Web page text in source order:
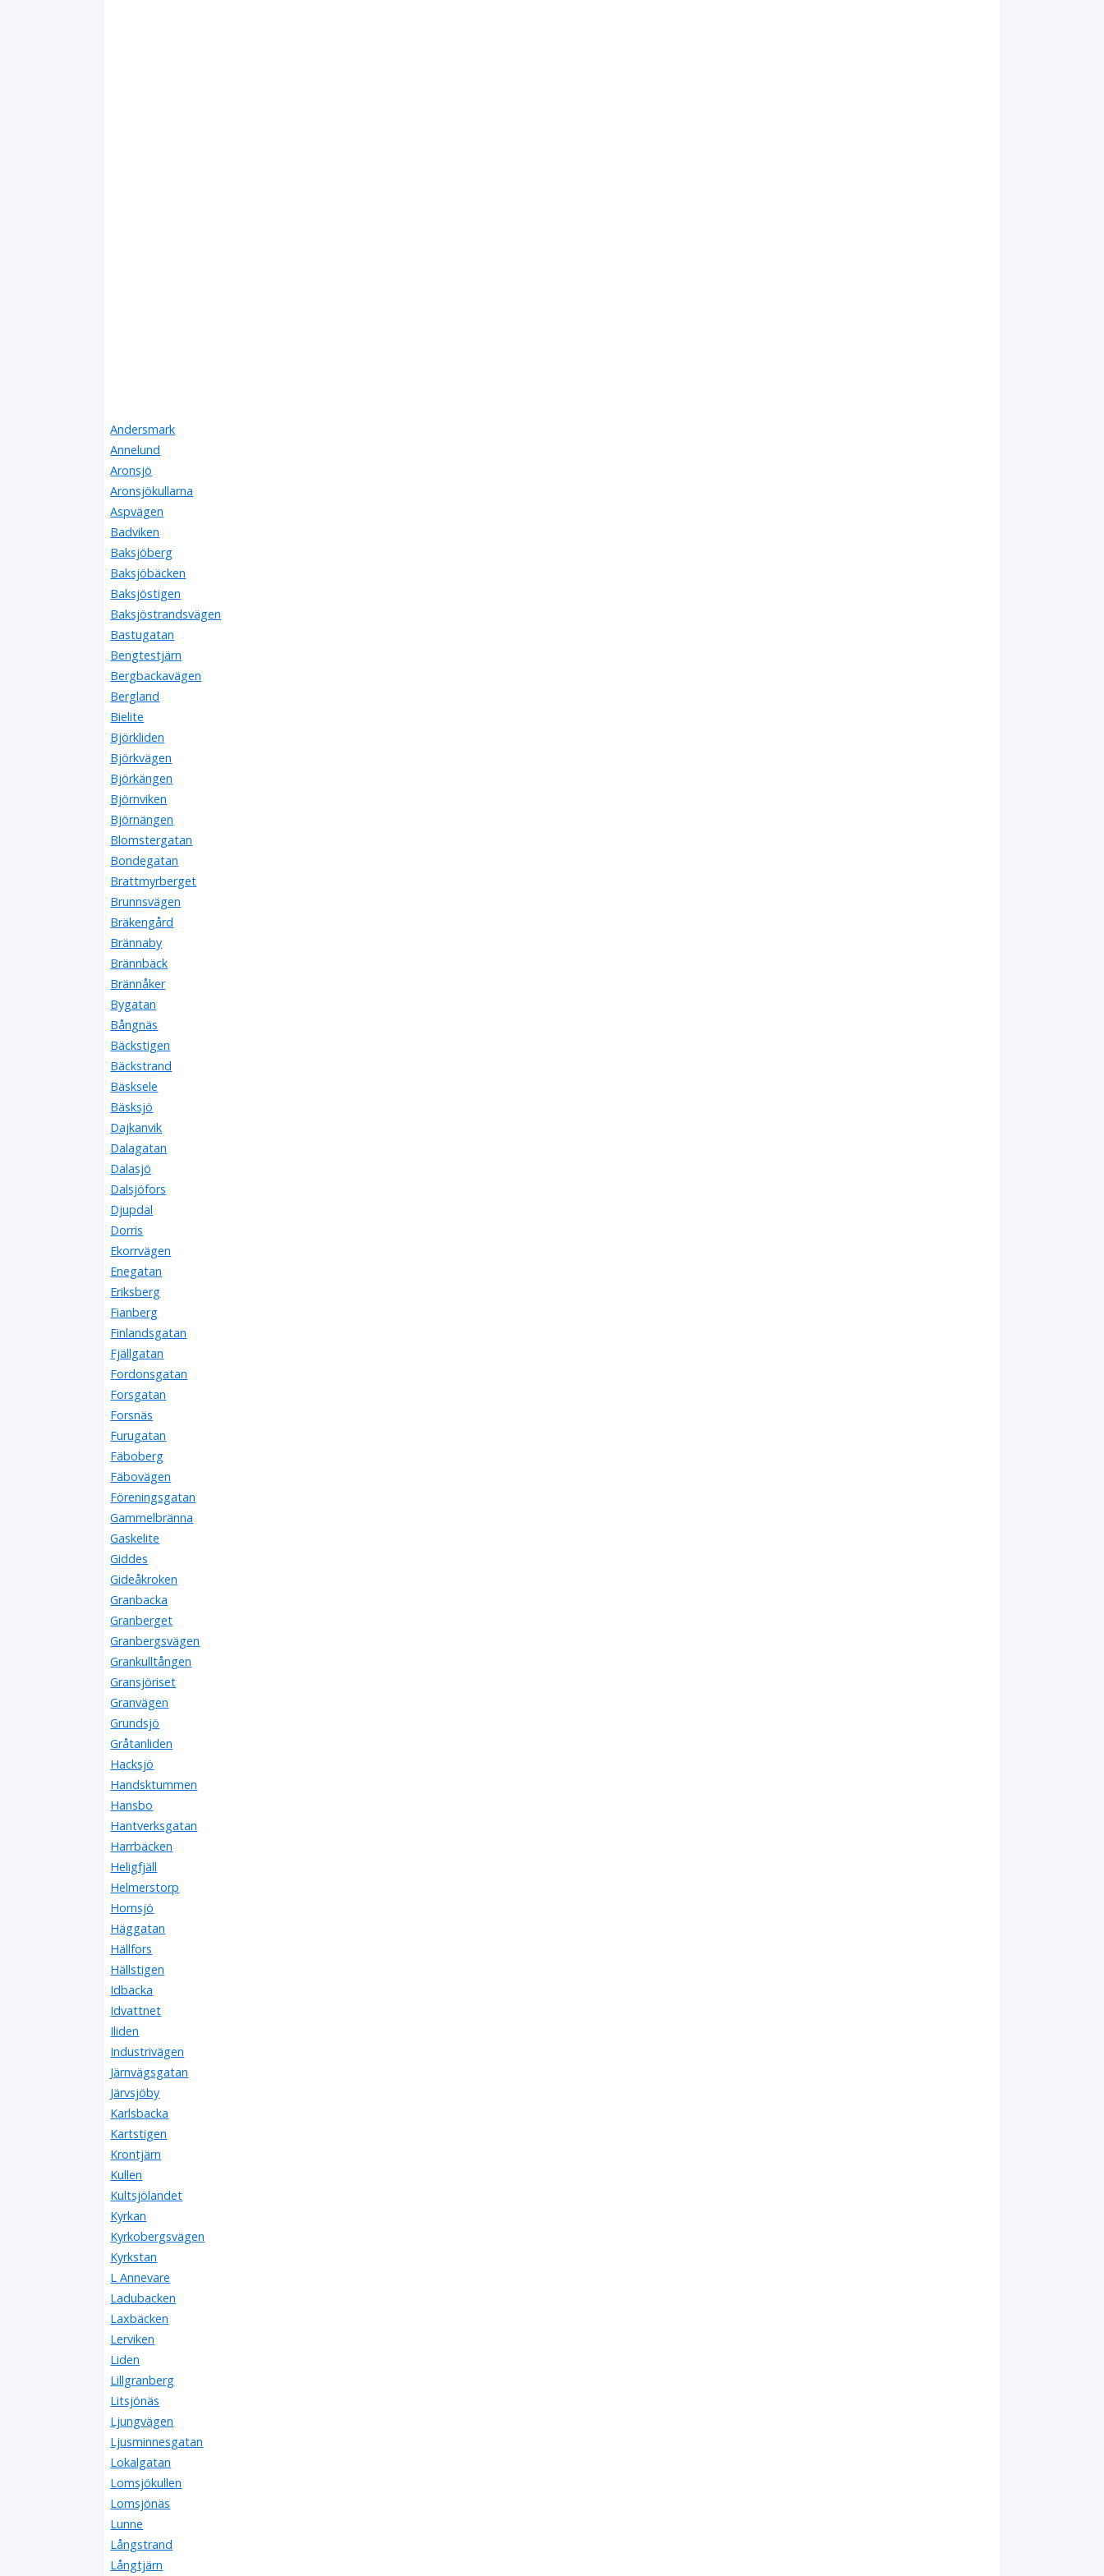
Andersmark
Annelund
Aronsjö
Aronsjökullarna
Aspvägen
Badviken
Baksjöberg
Baksjöbäcken
Baksjöstigen
Baksjöstrandsvägen
Bastugatan
Bengtestjärn
Bergbackavägen
Bergland
Bielite
Björkliden
Björkvägen
Björkängen
Björnviken
Björnängen
Blomstergatan
Bondegatan
Brattmyrberget
Brunnsvägen
Bräkengård
Brännaby
Brännbäck
Brännåker
Bygatan
Bångnäs
Bäckstigen
Bäckstrand
Bäsksele
Bäsksjö
Dajkanvik
Dalagatan
Dalasjö
Dalsjöfors
Djupdal
Dorris
Ekorrvägen
Enegatan
Eriksberg
Fianberg
Finlandsgatan
Fjällgatan
Fordonsgatan
Forsgatan
Forsnäs
Furugatan
Fäboberg
Fäbovägen
Föreningsgatan
Gammelbränna
Gaskelite
Giddes
Gideåkroken
Granbacka
Granberget
Granbergsvägen
Grankulltången
Gransjöriset
Granvägen
Grundsjö
Gråtanliden
Hacksjö
Handsktummen
Hansbo
Hantverksgatan
Harrbäcken
Heligfjäll
Helmerstorp
Hornsjö
Häggatan
Hällfors
Hällstigen
Idbacka
Idvattnet
Iliden
Industrivägen
Järnvägsgatan
Järvsjöby
Karlsbacka
Kartstigen
Krontjärn
Kullen
Kultsjölandet
Kyrkan
Kyrkobergsvägen
Kyrkstan
L Annevare
Ladubacken
Laxbäcken
Lerviken
Liden
Lillgranberg
Litsjönäs
Ljungvägen
Ljusminnesgatan
Lokalgatan
Lomsjökullen
Lomsjönäs
Lunne
Långstrand
Långtjärn